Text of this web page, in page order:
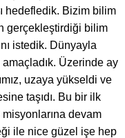
hedefledik. Bizim bilim
gerçekleştirdiği bilim
istedik. Dünyayla
amaçladık. Üzerinde ay
uzaya yükseldi ve
taşıdı. Bu bir ilk
devam
ile nice güzel işe hep